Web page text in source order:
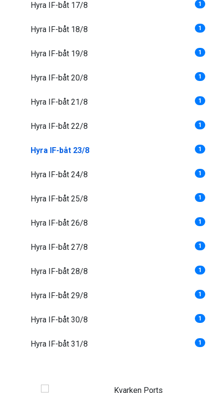
Hyra IF-båt 17/8 1
Hyra IF-båt 18/8 1
Hyra IF-båt 19/8 1
Hyra IF-båt 20/8 1
Hyra IF-båt 21/8 1
Hyra IF-båt 22/8 1
Hyra IF-båt 23/8 1
Hyra IF-båt 24/8 1
Hyra IF-båt 25/8 1
Hyra IF-båt 26/8 1
Hyra IF-båt 27/8 1
Hyra IF-båt 28/8 1
Hyra IF-båt 29/8 1
Hyra IF-båt 30/8 1
Hyra IF-båt 31/8 1